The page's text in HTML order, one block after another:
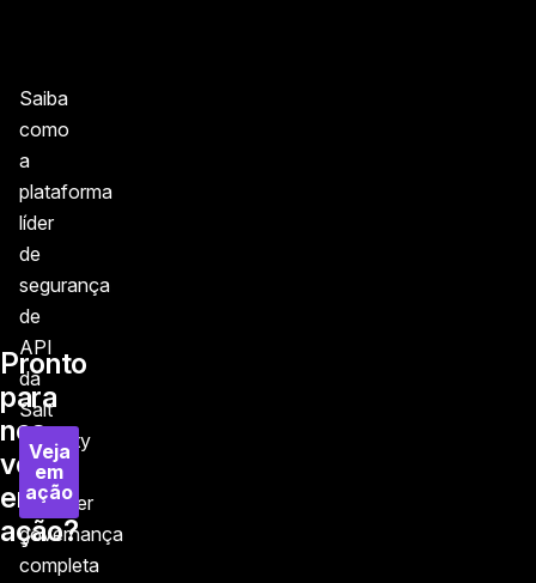
Pronto
para
nos
ver
em
ação?
Saiba
como
a
plataforma
líder
de
segurança
de
API
da
Salt
Security
pode
fornecer
governança
completa
Veja
em
ação